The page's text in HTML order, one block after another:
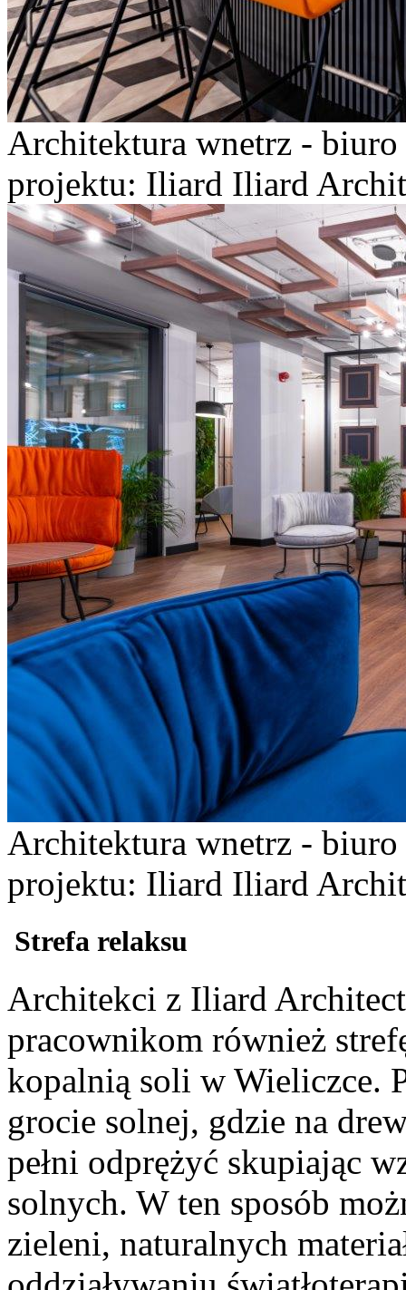
Architektura wnetrz -
projektu: Iliard Iliard
Architektura wnetrz -
projektu: Iliard Iliard
Strefa relaksu
Architekci z Iliard
pracownikom również
kopalnią soli w Wieliczce.
grocie solnej, gdzie na
pełni odprężyć skupiając
solnych. W ten sposób
zieleni, naturalnych